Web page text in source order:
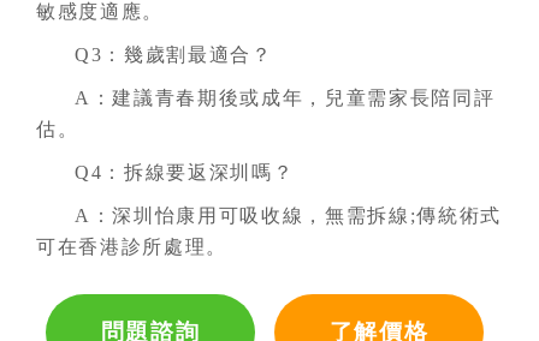
敏感度適應。
Q3：幾歲割最適合？
A：建議青春期後或成年，兒童需家長陪同評
估。
Q4：拆線要返深圳嗎？
A：深圳怡康用可吸收線，無需拆線;傳統術式
可在香港診所處理。
問題諮詢 了解價格